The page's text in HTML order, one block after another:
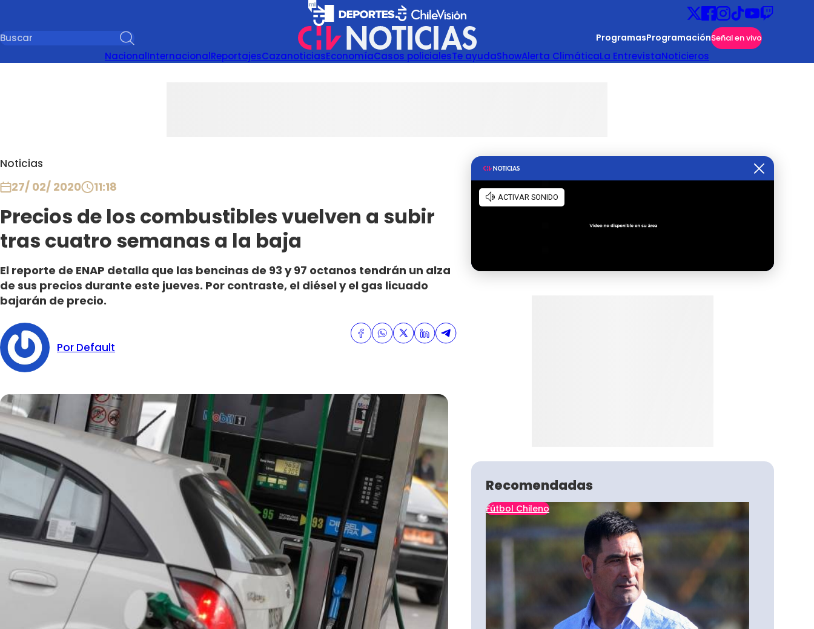
ProgramasProgramaciónSeñal en vivo
NacionalInternacionalReportajesCazanoticiasEconomíaCasos policialesTe ayudaShowAlerta ClimáticaLa EntrevistaNoticieros
Noticias
27/ 02/ 2020 11:18
Precios de los combustibles vuelven a subir
tras cuatro semanas a la baja
El reporte de ENAP detalla que las bencinas de 93 y 97 octanos tendrán un alza
de sus precios durante este jueves. Por contraste, el diésel y el gas licuado
bajarán de precio.
Por Default
Recomendadas
Fútbol Chileno